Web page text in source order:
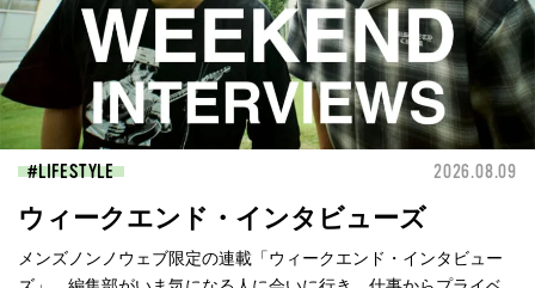
LIFESTYLE 2026.08.09
ウィークエンド・インタビューズ
メンズノンノウェブ限定の連載「ウィークエンド・インタビュー